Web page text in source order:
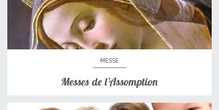
MESSE
Messes de l’Assomption